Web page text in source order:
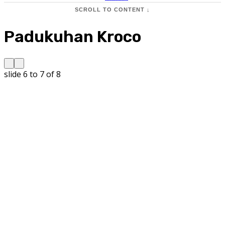
SCROLL TO CONTENT ↓
Padukuhan Kroco
slide 6 to 7of 8